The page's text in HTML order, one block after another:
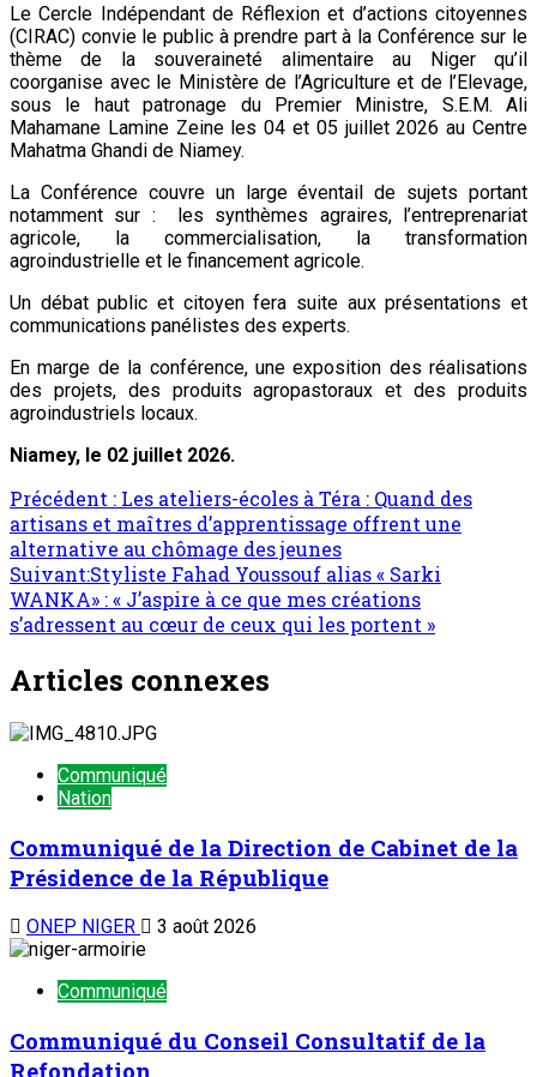
Le Cercle Indépendant de Réflexion et d’actions citoyennes
(CIRAC) convie le public à prendre part à la Conférence sur le
thème de la souveraineté alimentaire au Niger qu’il
coorganise avec le Ministère de l’Agriculture et de l’Elevage,
sous le haut patronage du Premier Ministre, S.E.M. Ali
Mahamane Lamine Zeine les 04 et 05 juillet 2026 au Centre
Mahatma Ghandi de Niamey.
La Conférence couvre un large éventail de sujets portant
notamment sur : les synthèmes agraires, l’entreprenariat
agricole, la commercialisation, la transformation
agroindustrielle et le financement agricole.
Un débat public et citoyen fera suite aux présentations et
communications panélistes des experts.
En marge de la conférence, une exposition des réalisations
des projets, des produits agropastoraux et des produits
agroindustriels locaux.
Niamey, le 02 juillet 2026.
Précédent : Les ateliers-écoles à Téra : Quand des
artisans et maîtres d’apprentissage offrent une
alternative au chômage des jeunes
Suivant:Styliste Fahad Youssouf alias « Sarki
WANKA» : « J’aspire à ce que mes créations
s’adressent au cœur de ceux qui les portent »
Articles connexes
Communiqué
Nation
Communiqué de la Direction de Cabinet de la
Présidence de la République
ONEP NIGER 3 août 2026
Communiqué
Communiqué du Conseil Consultatif de la
Refondation